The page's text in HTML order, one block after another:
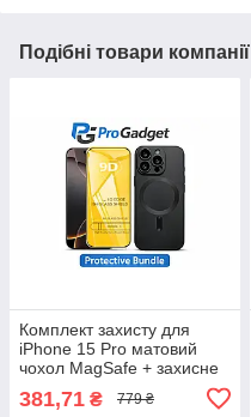
Подібні товари компанії
Комплект захисту для
iPhone 15 Pro матовий
чохол MagSafe + захисне
скло 9D | Захист камери
та екрана
381,71 ₴ 779 ₴